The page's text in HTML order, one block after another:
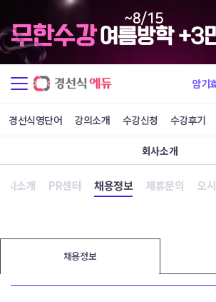
암기
경선식영단어 강의소개 수강신청 수강후기
회사소개
사소개 PR센터 채용정보 제휴문의 오
채용정보